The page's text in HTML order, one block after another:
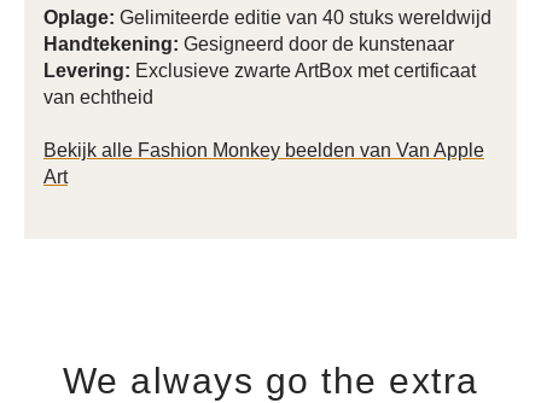
Oplage: Gelimiteerde editie van 40 stuks wereldwijd
Handtekening: Gesigneerd door de kunstenaar
Levering: Exclusieve zwarte ArtBox met certificaat
van echtheid
Bekijk alle Fashion Monkey beelden van Van Apple
Art
We always go the extra